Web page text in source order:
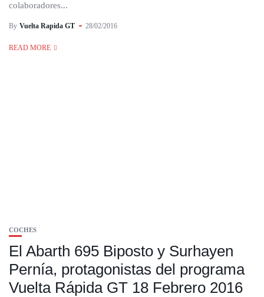
colaboradores...
By Vuelta Rapida GT 28/02/2016
READ MORE
COCHES
El Abarth 695 Biposto y Surhayen
Pernía, protagonistas del programa
Vuelta Rápida GT 18 Febrero 2016